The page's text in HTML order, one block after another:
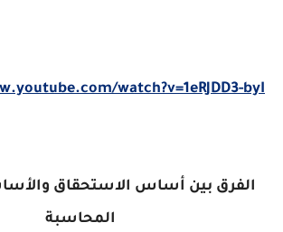
watch?v=1eRJDD3-byI
الفرق بين أساس الاستحقاق
المحاسبة